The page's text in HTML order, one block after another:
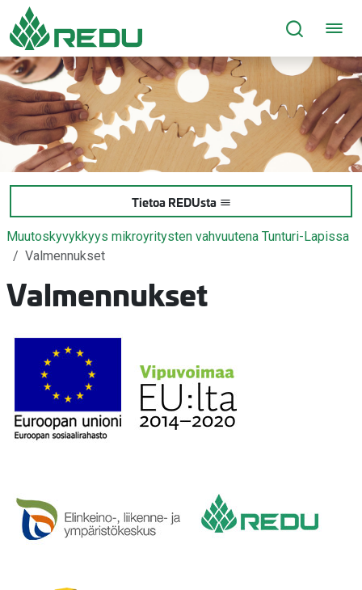
Siirry sivusisältöön
Tietoa REDUsta
Muutoskyvykkyys mikroyritysten vahvuutena Tunturi-Lapissa
Valmennukset
Valmennukset